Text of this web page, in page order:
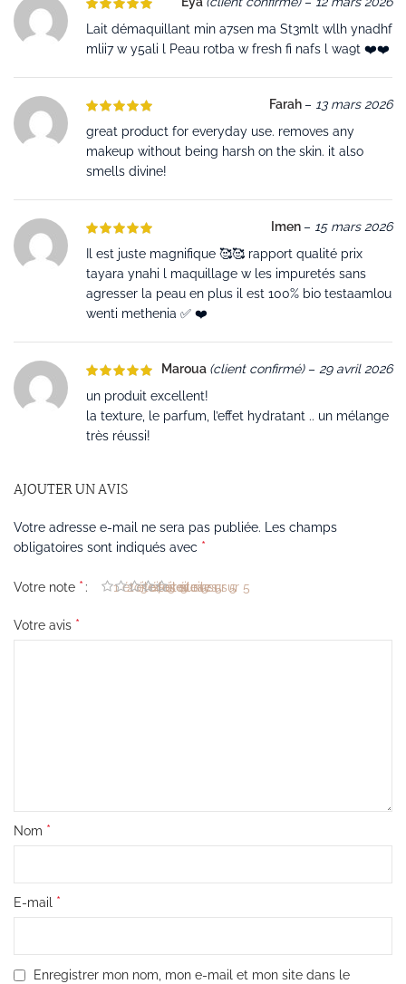
Lait démaquillant min a7sen ma St3mlt wllh ynadhf
mlii7 w y5ali l Peau rotba w fresh fi nafs l wa9t ❤️❤️
Farah – 13 mars 2026
great product for everyday use. removes any
makeup without being harsh on the skin. it also
smells divine!
Imen – 15 mars 2026
Il est juste magnifique 🥰🥰 rapport qualité prix
tayara ynahi l maquillage w les impuretés sans
agresser la peau en plus il est 100% bio testaamlou
wenti methenia ✅ ❤️
Maroua (client confirmé) – 29 avril 2026
un produit excellent!
la texture, le parfum, l’effet hydratant .. un mélange
très réussi!
AJOUTER UN AVIS
Votre adresse e-mail ne sera pas publiée.
Les champs
obligatoires sont indiqués avec *
Votre note * 1 étoile sur 5
2 étoiles sur 5
3 étoiles sur 5
4 étoiles sur 5
5 étoiles sur 5
Votre avis *
Nom *
E-mail *
Enregistrer mon nom, mon e-mail et mon site dans le